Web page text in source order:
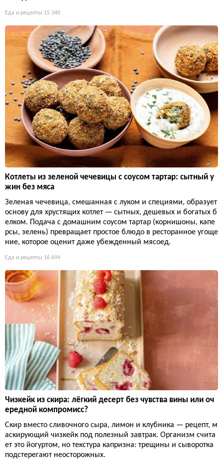
Еда и рецепты 15 340
Котлеты из зеленой чечевицы с соусом тартар: сытный у
жин без мяса
Зеленая чечевица, смешанная с луком и специями, образует
основу для хрустящих котлет — сытных, дешевых и богатых б
елком. Подача с домашним соусом тартар (корнишоны, капе
рсы, зелень) превращает простое блюдо в ресторанное угоще
ние, которое оценит даже убежденный мясоед.
Еда и рецепты 16 694
Чизкейк из скира: лёгкий десерт без чувства вины или оч
ередной компромисс?
Скир вместо сливочного сыра, лимон и клубника — рецепт, м
аскирующий чизкейк под полезный завтрак. Организм счита
ет это йогуртом, но текстура капризна: трещины и сыворотка
подстерегают неосторожных.